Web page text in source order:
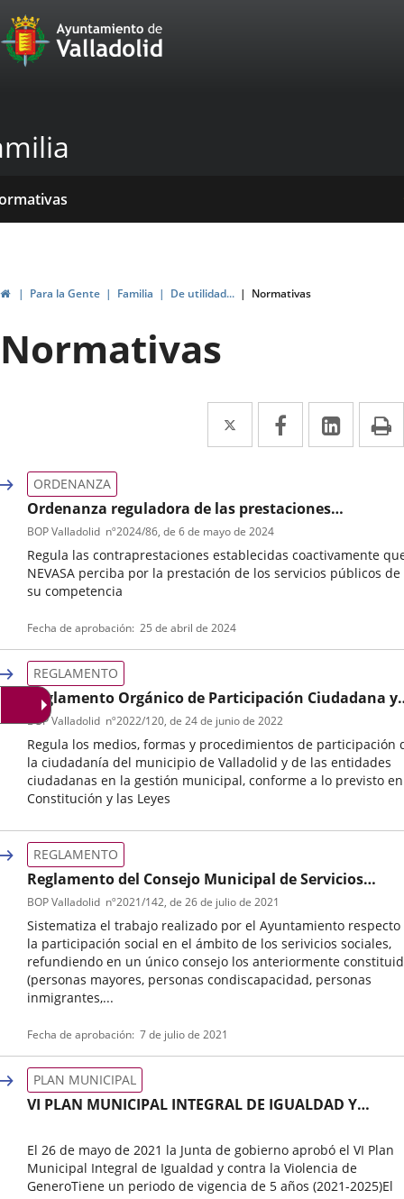
Portal
Web
Ayuntamiento
de
Valladolid
HomePara la Gente Familia De utilidad... Normativas
Normativas
Twitter
Enlace
a
aplicación
externa.
Facebook
Enlace
a
aplicación
Enlace
a
Ordenanza reguladora de las prestaciones
patrimoniales de carácrter público no tributario por
los servicios en los cementerios municipales de
Valladolid. Las contiendas, El Carmen y Puente
Regula las contraprestaciones establecidas coactivamente
NEVASA perciba por la prestación de los servicios públicos de
su competencia
de
normativa
ORDENANZA
boletin
BOP Valladolid nº2024/86, de 6 de mayo de 2024
Fecha de aprobación 25 de abril de 2024
Reglamento Orgánico de Participación Ciudadana y
Diálogo Civil
Regula los medios, formas y procedimientos de participación
la ciudadanía del municipio de Valladolid y de las entidades
ciudadanas en la gestión municipal, conforme a lo previsto
Constitución y las Leyes
de
normativa
REGLAMENTO
boletin
BOP Valladolid nº2022/120, de 24 de junio de 2022
Reglamento del Consejo Municipal de Servicios
Sociales
Sistematiza el trabajo realizado por el Ayuntamiento respecto
la participación social en el ámbito de los serivicios sociales,
refundiendo en un único consejo los anteriormente
(personas mayores, personas condiscapacidad, personas
inmigrantes,...
de
normativa
REGLAMENTO
boletin
BOP Valladolid nº2021/142, de 26 de julio de 2021
Fecha de aprobación 7 de julio de 2021
VI PLAN MUNICIPAL INTEGRAL DE IGUALDAD Y
El 26 de mayo de 2021 la Junta de gobierno aprobó el VI Plan
Municipal Integral de Igualdad y contra la Violencia de
GeneroTiene un periodo de vigencia de 5 años (2021-2025)El
PLAN MUNICIPAL